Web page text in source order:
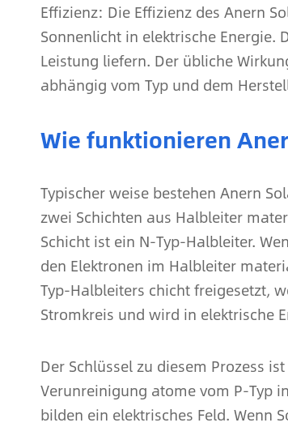
Effizienz: Die Effizienz des Anern
Sonnenlicht in elektrische Energie.
Leistung liefern. Der übliche
abhängig vom Typ und dem
Wie funktionieren
Typischer weise bestehen Anern
zwei Schichten aus Halbleiter
Schicht ist ein N-Typ-Halbleiter.
den Elektronen im Halbleiter
Typ-Halbleiters chicht freigesetzt,
Stromkreis und wird in elektrische
Der Schlüssel zu diesem Prozess
Verunreinigung atome vom P-Typ
bilden ein elektrisches Feld. Wenn